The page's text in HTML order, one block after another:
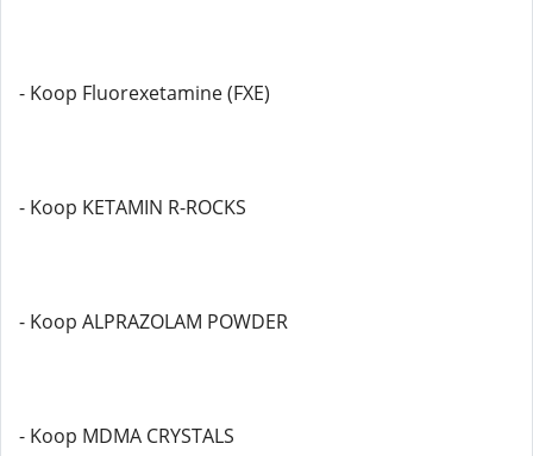
- Koop Fluorexetamine (FXE)
- Koop KETAMIN R-ROCKS
- Koop ALPRAZOLAM POWDER
- Koop MDMA CRYSTALS